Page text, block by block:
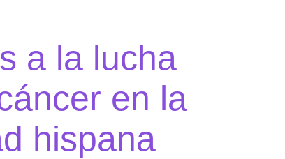
a la lucha
en la
hispana